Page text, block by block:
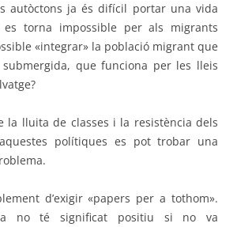
autòctons ja és difícil portar una vida
torna impossible per als migrants
«integrar» la població migrant que
submergida, que funciona per les lleis
la lluita de classes i la resistència dels
polítiques es pot trobar una
d’exigir «papers per a tothom».
no té significat positiu si no va